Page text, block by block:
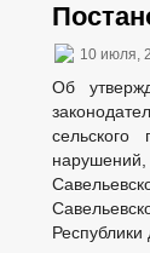
10 июля,
Об